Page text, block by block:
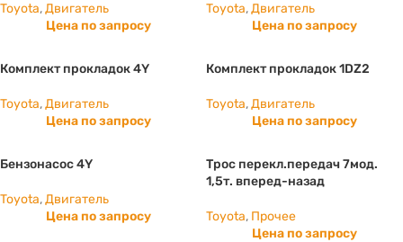
Toyota,Двигатель
Цена по запросу
Toyota,Двигатель
Цена по запросу
Комплект прокладок 4Y
Toyota,Двигатель
Цена по запросу
Комплект прокладок 1DZ2
Toyota,Двигатель
Цена по запросу
Бензонасос 4Y
Toyota,Двигатель
Цена по запросу
Трос перекл.передач 7мод.
1,5т. вперед-назад
Toyota, Прочее
Цена по запросу